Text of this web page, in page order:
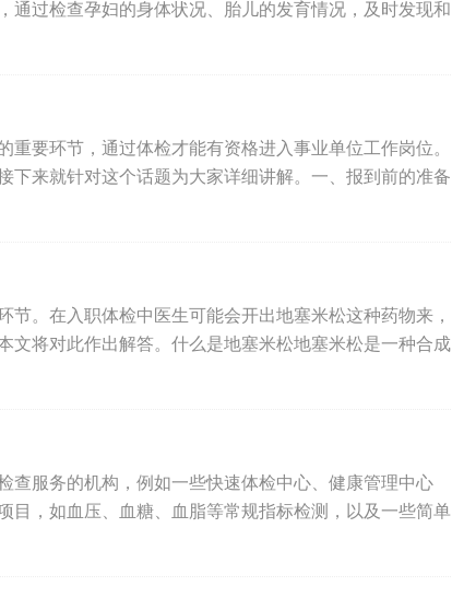
通过检查孕妇的身体状况、胎儿的发育情况，及时发现和
要环节，通过体检才能有资格进入事业单位工作岗位。
下来就针对这个话题为大家详细讲解。一、报到前的准备
节。在入职体检中医生可能会开出地塞米松这种药物来，
文将对此作出解答。什么是地塞米松地塞米松是一种合成
查服务的机构，例如一些快速体检中心、健康管理中心
目，如血压、血糖、血脂等常规指标检测，以及一些简单